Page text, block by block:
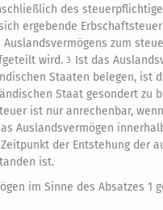
des
ergebende
zum
wird. 3 Ist das
Staaten belegen, ist
Staat gesondert zu
ist nur anrechenbar,
Auslandsvermögen
der Entstehung der
ist.
im Sinne des Absatzes 1